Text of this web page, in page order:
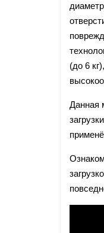
(до 6
Данная